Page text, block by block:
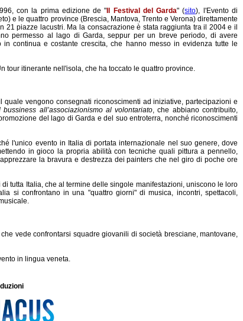
con la prima edizione de " Il Festival del Garda" (sito), l'Evento di
e le quattro province (Brescia, Mantova, Trento e Verona) direttamente
piazze lacustri. Ma la consacrazione è stata raggiunta tra il 2004 e il
permesso al lago di Garda, seppur per un breve periodo, di avere
continua e costante crescita, che hanno messo in evidenza tutte le
tour itinerante nell'isola, che ha toccato le quattro province.
vengono consegnati riconoscimenti ad iniziative, partecipazioni e
bussiness all’associazionismo al volontariato, che abbiano contribuito,
del lago di Garda e del suo entroterra, nonché riconoscimenti
l'unico evento in Italia di portata internazionale nel suo genere, dove
in gioco la propria abilità con tecniche quali pittura a pennello,
la bravura e destrezza dei painters che nel giro di poche ore
tutta Italia, che al termine delle singole manifestazioni, uniscono le loro
si confrontano in una "quattro giorni" di musica, incontri, spettacoli,
vede confrontarsi squadre giovanili di società bresciane, mantovane,
in lingua veneta.